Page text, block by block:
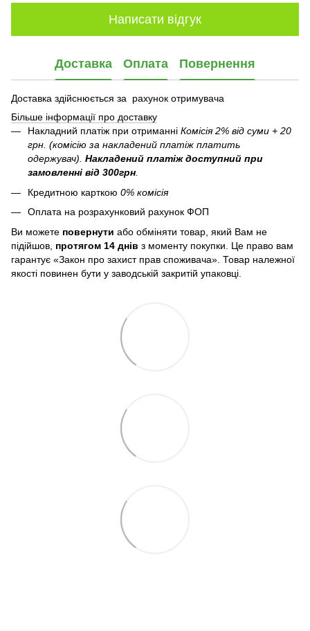
Написати відгук
Доставка Оплата Повернення
Доставка здійснюється за рахунок отримувача
Більше інформації про доставку
Накладний платіж при отриманні Комісія 2% від суми + 20
грн. (комісію за накладений платіж платить
одержувач). Накладений платіж доступний при
замовленні від 300грн.
Кредитною карткою 0% комісія
Оплата на розрахунковий рахунок ФОП
Ви можете повернути або обміняти товар, який Вам не
підійшов, протягом 14 днів з моменту покупки. Це право вам
гарантує «Закон про захист прав споживача». Товар належної
якості повинен бути у заводській закритій упаковці.